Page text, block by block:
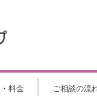
料金 ご相談の流